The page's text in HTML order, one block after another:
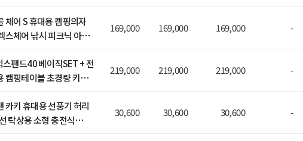
체어 S 휴대용 캠핑의자
스체어 낚시 피크닉 아웃
169,000 169,000 169,000 -
팬드40 베이직SET + 전
캠핑테이블 초경량 키친
219,000 219,000 219,000 -
카키 휴대용 선풍기 허리
탁상용 소형 충전식
30,600 30,600 30,600 -